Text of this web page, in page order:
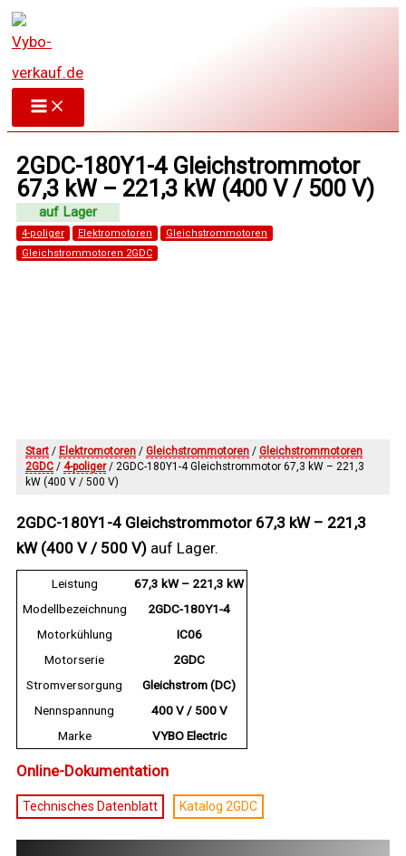
Zum
Inhalt
springen
2GDC-180Y1-4 Gleichstrommotor
67,3 kW – 221,3 kW (400 V / 500 V)
4-poliger Elektromotoren
Gleichstrommotoren
Gleichstrommotoren 2GDC
Start / Elektromotoren / Gleichstrommotoren / Gleichstrommotoren
2GDC / 4-poliger/ 2GDC-180Y1-4 Gleichstrommotor 67,3 kW – 221,3
kW (400 V / 500 V)
2GDC-180Y1-4 Gleichstrommotor 67,3 kW – 221,3
kW (400 V / 500 V) auf Lager.
Leistung
67,3 kW – 221,3 kW
Modellbezeichnung
2GDC-180Y1-4
Motorkühlung
IC06
Motorserie
2GDC
Stromversorgung
Gleichstrom (DC)
Nennspannung
400 V / 500 V
Marke
VYBO Electric
Online-Dokumentation
Technisches Datenblatt Katalog 2GDC